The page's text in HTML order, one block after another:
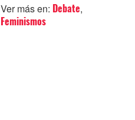
Ver más en: Debate,
Feminismos